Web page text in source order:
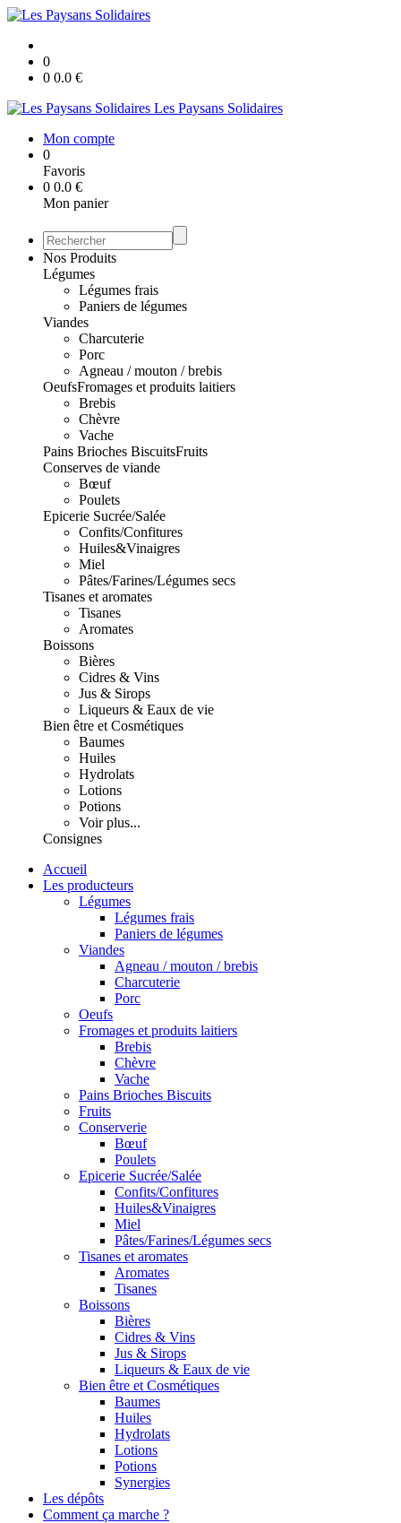
0
0 0.0 €
Les Paysans Solidaires
Mon compte
0
Favoris
0 0.0 €
Mon panier
Nos Produits
Légumes
Légumes frais
Paniers de légumes
Viandes
Charcuterie
Porc
Agneau / mouton / brebis
OeufsFromages et produits laitiers
Brebis
Chèvre
Vache
Pains Brioches BiscuitsFruits
Conserves de viande
Bœuf
Poulets
Epicerie Sucrée/Salée
Confits/Confitures
Huiles&Vinaigres
Miel
Pâtes/Farines/Légumes secs
Tisanes et aromates
Tisanes
Aromates
Boissons
Bières
Cidres & Vins
Jus & Sirops
Liqueurs & Eaux de vie
Bien être et Cosmétiques
Baumes
Huiles
Hydrolats
Lotions
Potions
Voir plus...
Consignes
Accueil
Les producteurs
Légumes
Légumes frais
Paniers de légumes
Viandes
Agneau / mouton / brebis
Charcuterie
Porc
Oeufs
Fromages et produits laitiers
Brebis
Chèvre
Vache
Pains Brioches Biscuits
Fruits
Conserverie
Bœuf
Poulets
Epicerie Sucrée/Salée
Confits/Confitures
Huiles&Vinaigres
Miel
Pâtes/Farines/Légumes secs
Tisanes et aromates
Aromates
Tisanes
Boissons
Bières
Cidres & Vins
Jus & Sirops
Liqueurs & Eaux de vie
Bien être et Cosmétiques
Baumes
Huiles
Hydrolats
Lotions
Potions
Synergies
Les dépôts
Comment ça marche ?